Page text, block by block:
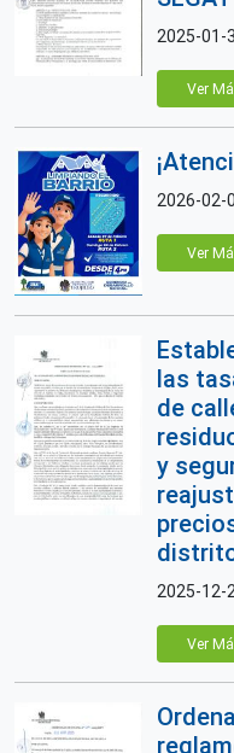
2025-01-
Ver
2026-02-
Ver
las
de
y
2025-12-
Ver